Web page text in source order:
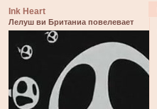
Ink Heart
Лелуш ви Британиа повелевает